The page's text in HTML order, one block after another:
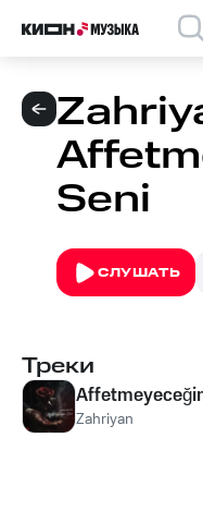
Seni
СЛУШАТЬ
Треки
Zahriyan